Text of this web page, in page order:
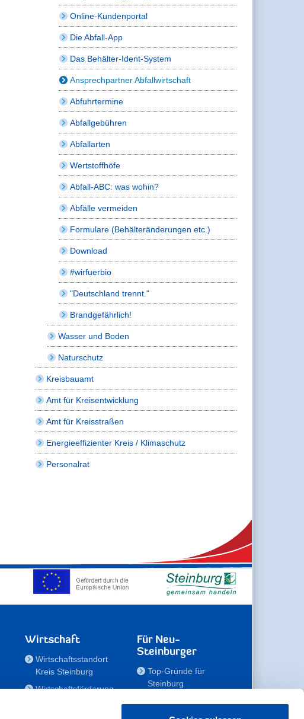
Online-Kundenportal
Die Abfall-App
Das Behälter-Ident-System
Ansprechpartner Abfallwirtschaft
Abfuhrtermine
Abfallgebühren
Abfallarten
Wertstoffhöfe
Abfall-ABC: was wohin?
Abfälle vermeiden
Formulare (Behälteränderungen etc.)
Download
#wirfuerbio
"Deutschland trennt."
Brandgefährlich!
Wasser und Boden
Naturschutz
Kreisbauamt
Amt für Kreisentwicklung
Amt für Kreisstraßen
Energieeffizienter Kreis / Klimaschutz
Personalrat
Wirtschaft
Wirtschaftsstandort
Kreis Steinburg
Wirtschaftsförderung
Für Neu-
Steinburger
Top-Gründe für
Steinburg